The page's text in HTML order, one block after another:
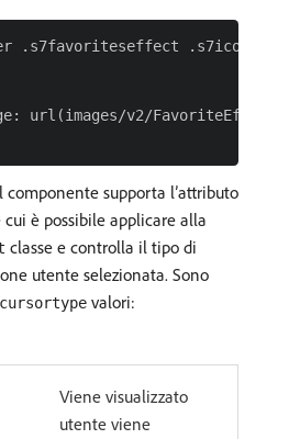
.s7favoriteseffect .s7icon {
url(images/v2/
componente supporta l’attributo
cui è possibile applicare alla
classe e controlla il tipo di
utente selezionata. Sono
cursortype valori:
Viene visualizzato
utente viene